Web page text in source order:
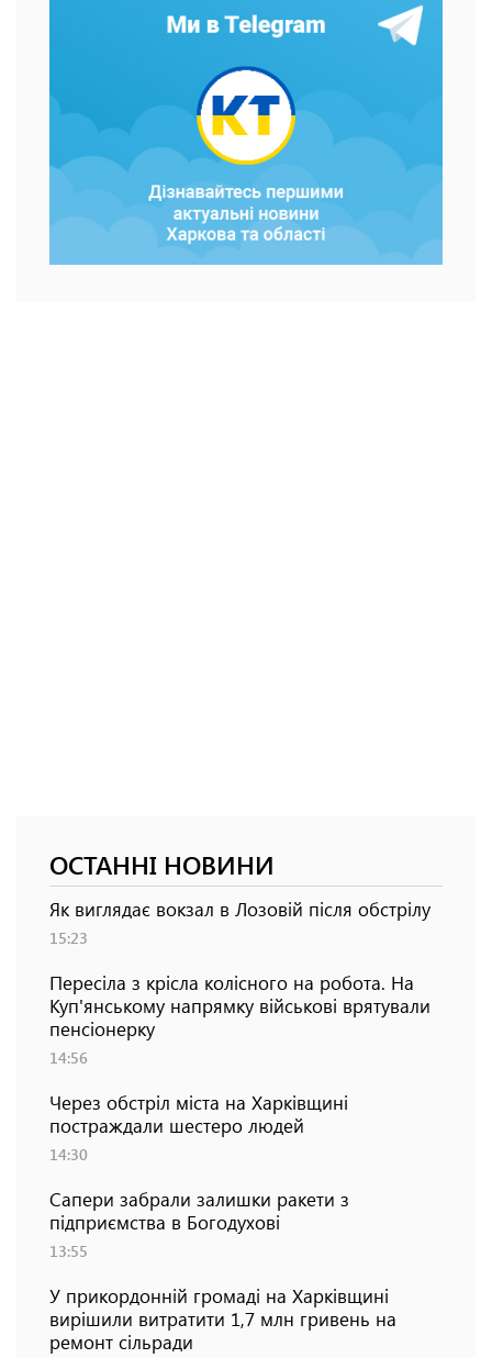
ОСТАННІ НОВИНИ
Як виглядає вокзал в Лозовій після обстрілу
15:23
Пересіла з крісла колісного на робота. На
Куп'янському напрямку військові врятували
пенсіонерку
14:56
Через обстріл міста на Харківщині
постраждали шестеро людей
14:30
Сапери забрали залишки ракети з
підприємства в Богодухові
13:55
У прикордонній громаді на Харківщині
вирішили витратити 1,7 млн гривень на
ремонт сільради